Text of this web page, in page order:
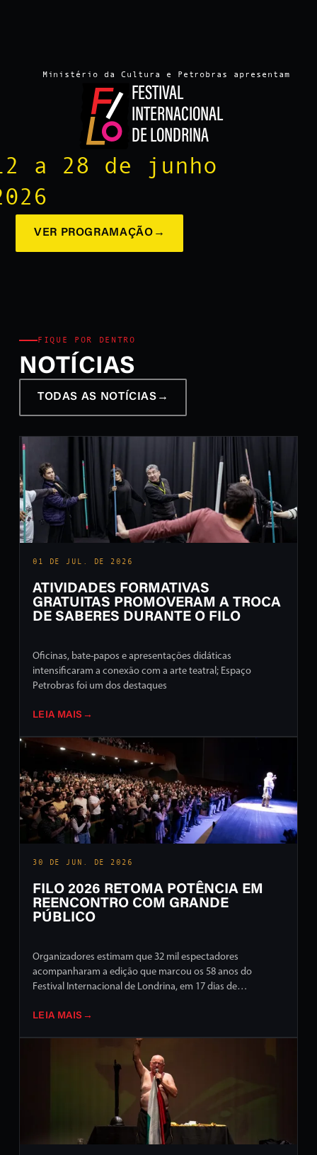
Ministério da Cultura e Petrobras apresentam
FESTIVAL
INTERNACIONAL
DE LONDRINA
a 28 de junho
VER PROGRAMAÇÃO →
FIQUE POR DENTRO
NOTÍCIAS
TODAS AS NOTÍCIAS →
01 DE JUL. DE 2026
ATIVIDADES FORMATIVAS
GRATUITAS PROMOVERAM A TROCA
DE SABERES DURANTE O FILO
Oficinas, bate-papos e apresentações didáticas
intensificaram a conexão com a arte teatral; Espaço
Petrobras foi um dos destaques
LEIA MAIS →
30 DE JUN. DE 2026
FILO 2026 RETOMA POTÊNCIA EM
REENCONTRO COM GRANDE
PÚBLICO
Organizadores estimam que 32 mil espectadores
acompanharam a edição que marcou os 58 anos do
Festival Internacional de Londrina, em 17 dias de
LEIA MAIS →